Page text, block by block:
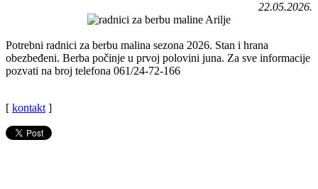
22.05.2026.
Potrebni radnici za berbu malina sezona 2026. Stan i hrana
obezbeđeni. Berba počinje u prvoj polovini juna. Za sve informacije
pozvati na broj telefona 061/24-72-166
[ kontakt ]